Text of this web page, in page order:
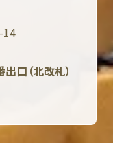
14
口（北改札）